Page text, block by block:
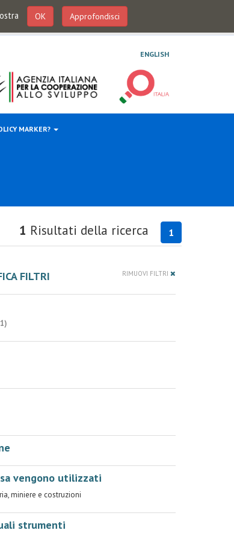
OK Approfondisci
ENGLISH
MARKER?
1
1 Risultati della ricerca
FILTRI RIMUOVI FILTRI
vengono utilizzati
miniere e costruzioni
strumenti